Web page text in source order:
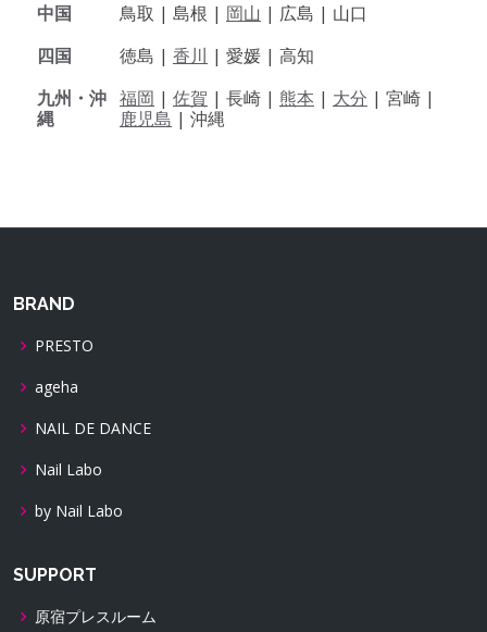
中国
鳥取 | 島根 | 岡山 | 広島 | 山口
四国
徳島 | 香川 | 愛媛 | 高知
九州・沖
縄
福岡 | 佐賀 | 長崎 | 熊本 | 大分 | 宮崎 |
鹿児島 | 沖縄
BRAND
PRESTO
ageha
NAIL DE DANCE
Nail Labo
by Nail Labo
SUPPORT
原宿プレスルーム